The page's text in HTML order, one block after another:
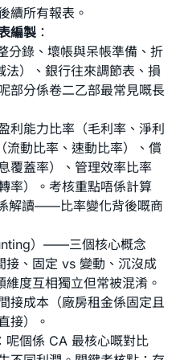
所有報表。
編製 ：
錄、壞帳與呆帳準備、折
）、銀行往來調節表、損
部分係卷二乙部最常見嘅長
利能力比率（毛利率、淨利
流動比率、速動比率）、償
覆蓋率）、管理效率比率
率）。考核重點唔係計算
解讀——比率變化背後嘅商
）——三個核心概念
接、固定 vs 變動、沉沒成
度互相獨立但常被混淆。
接成本（廠房租金係固定且
接）。
呢個係 CA 最核心嘅對比